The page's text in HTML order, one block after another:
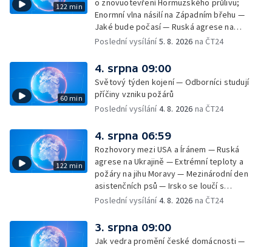
122 min
o znovuotevření Hormuzského průlivu;
Enormní vlna násilí na Západním břehu —
Jaké bude počasí — Ruská agrese na
Ukrajině — Vliv veder na lidské orgány — Při
— Třem obcím na Brněnsku dočasně došla
pitná voda — SP v orientačním běhu v Česku
— Horko a požáry sužují Evropu — Rybářský
příměstský tábor
Poslední vysílání5. 8. 2026 na ČT24
60 min
4. srpna 09:00
Světový týden kojení — Odborníci studují
příčiny vzniku požárů
Poslední vysílání4. 8. 2026 na ČT24
122 min
4. srpna 06:59
Rozhovory mezi USA a Íránem — Ruská
agrese na Ukrajině — Extrémní teploty a
požáry na jihu Moravy — Mezinárodní den
asistenčních psů — Irsko se loučí s
hudebníkem Glenem Hansardem
Poslední vysílání4. 8. 2026 na ČT24
3. srpna 09:00
Jak vedra promění české domácnosti —